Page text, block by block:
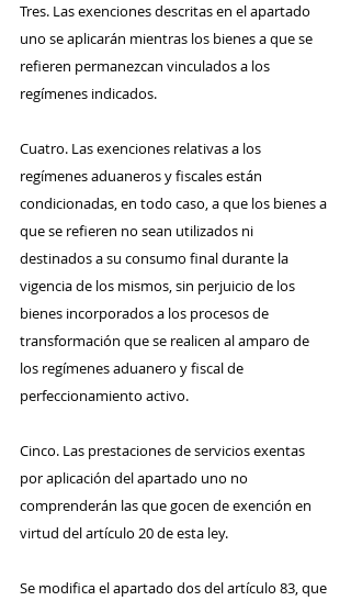
Tres. Las exenciones descritas en el apartado
uno se aplicarán mientras los bienes a que se
refieren permanezcan vinculados a los
regímenes indicados.
Cuatro. Las exenciones relativas a los
regímenes aduaneros y fiscales están
condicionadas, en todo caso, a que los bienes a
que se refieren no sean utilizados ni
destinados a su consumo final durante la
vigencia de los mismos, sin perjuicio de los
bienes incorporados a los procesos de
transformación que se realicen al amparo de
los regímenes aduanero y fiscal de
perfeccionamiento activo.
Cinco. Las prestaciones de servicios exentas
por aplicación del apartado uno no
comprenderán las que gocen de exención en
virtud del artículo 20 de esta ley.
Se modifica el apartado dos del artículo 83, que